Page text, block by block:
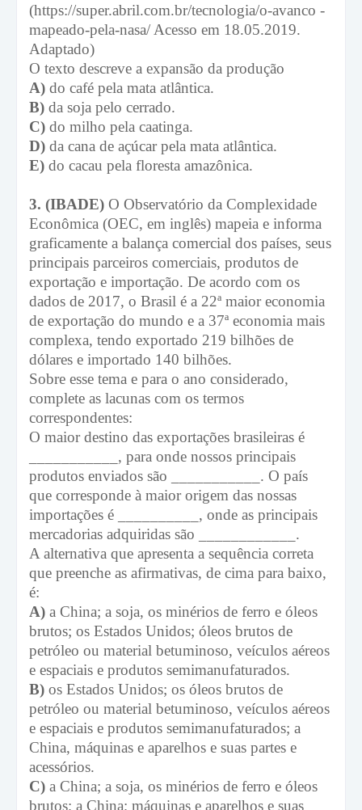
(https://super.abril.com.br/tecnologia/o-avanco -
mapeado-pela-nasa/ Acesso em 18.05.2019.
Adaptado)
O texto descreve a expansão da produção
A) do café pela mata atlântica.
B) da soja pelo cerrado.
C) do milho pela caatinga.
D) da cana de açúcar pela mata atlântica.
E) do cacau pela floresta amazônica.
3. (IBADE) O Observatório da Complexidade
Econômica (OEC, em inglês) mapeia e informa
graficamente a balança comercial dos países, seus
principais parceiros comerciais, produtos de
exportação e importação. De acordo com os
dados de 2017, o Brasil é a 22ª maior economia
de exportação do mundo e a 37ª economia mais
complexa, tendo exportado 219 bilhões de
dólares e importado 140 bilhões.
Sobre esse tema e para o ano considerado,
complete as lacunas com os termos
correspondentes:
O maior destino das exportações brasileiras é
___________, para onde nossos principais
produtos enviados são ___________. O país
que corresponde à maior origem das nossas
importações é __________, onde as principais
mercadorias adquiridas são ____________.
A alternativa que apresenta a sequência correta
que preenche as afirmativas, de cima para baixo,
é:
A) a China; a soja, os minérios de ferro e óleos
brutos; os Estados Unidos; óleos brutos de
petróleo ou material betuminoso, veículos aéreos
e espaciais e produtos semimanufaturados.
B) os Estados Unidos; os óleos brutos de
petróleo ou material betuminoso, veículos aéreos
e espaciais e produtos semimanufaturados; a
China, máquinas e aparelhos e suas partes e
acessórios.
C) a China; a soja, os minérios de ferro e óleos
brutos; a China; máquinas e aparelhos e suas